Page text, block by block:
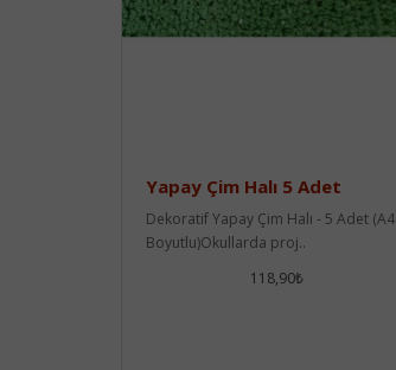
Yapay Çim Halı 5 Adet
Dekoratif Yapay Çim Halı - 5 Adet (A4
Boyutlu)Okullarda proj..
118,90₺